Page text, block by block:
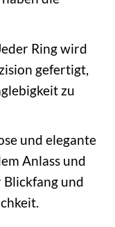
Ring wird
gefertigt,
zu
und elegante
Anlass und
Blickfang und